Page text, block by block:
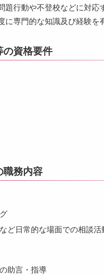
題行動や不登校などに対
に専門的な知識及び経験を
の資格要件
職務内容
ど日常的な場面での相談活
助言・指導